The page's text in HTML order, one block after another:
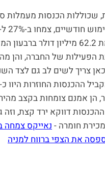
שכוללות הכנסות מעמלות
מיליון דולר, לעומת 62.2 מיליון דולר
צריך לשים לב גם לצד
הן אמנם צומחות בקצב
דווקא ירד קצת, וזה
חומרה -
את הצפי ברווח למניה